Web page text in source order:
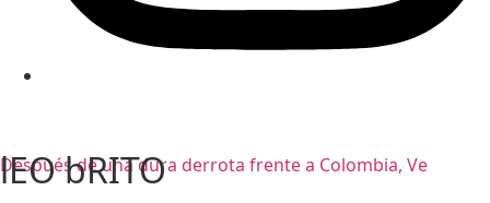
Después de una dura derrota frente a Colombia, Ve
lEO bRITO